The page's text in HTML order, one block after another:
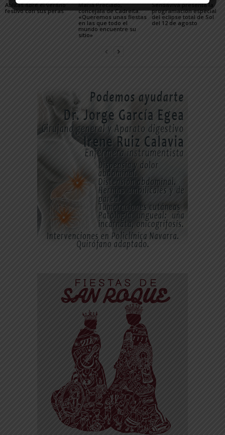
Ablitas abre el verano
festivo con sus peras
María Preciado,
concejala de Cadreita:
«Queremos unas fiestas
en las que todo el
mundo encuentre su
sitio»
Sendaviva presenta la
programación especial
del eclipse total de Sol
del 12 de agosto